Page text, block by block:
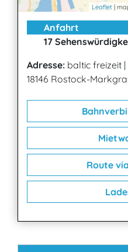
Leaflet |
Anfahrt
17
Adresse: baltic freizeit |
18146 Rostock-
Route